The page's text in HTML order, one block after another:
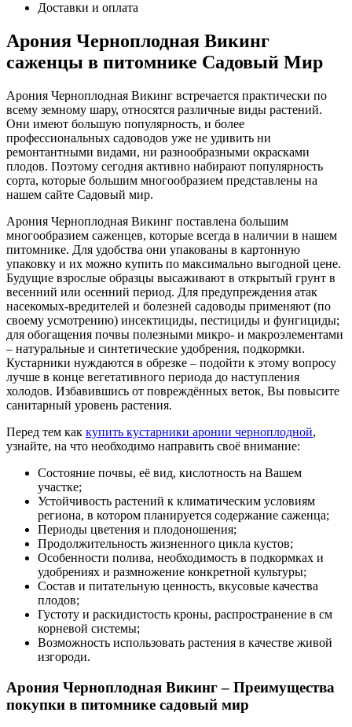
Доставки и оплата
Арония Черноплодная Викинг
саженцы в питомнике Садовый Мир
Арония Черноплодная Викинг встречается практически по
всему земному шару, относятся различные виды растений.
Они имеют большую популярность, и более
профессиональных садоводов уже не удивить ни
ремонтантными видами, ни разнообразными окрасками
плодов. Поэтому сегодня активно набирают популярность
сорта, которые большим многообразием представлены на
нашем сайте Садовый мир.
Арония Черноплодная Викинг поставлена большим
многообразием саженцев, которые всегда в наличии в нашем
питомнике. Для удобства они упакованы в картонную
упаковку и их можно купить по максимально выгодной цене.
Будущие взрослые образцы высаживают в открытый грунт в
весенний или осенний период. Для предупреждения атак
насекомых-вредителей и болезней садоводы применяют (по
своему усмотрению) инсектициды, пестициды и фунгициды;
для обогащения почвы полезными микро- и макроэлементами
– натуральные и синтетические удобрения, подкормки.
Кустарники нуждаются в обрезке – подойти к этому вопросу
лучше в конце вегетативного периода до наступления
холодов. Избавившись от повреждённых веток, Вы повысите
санитарный уровень растения.
Перед тем как купить кустарники аронии черноплодной,
узнайте, на что необходимо направить своё внимание:
Состояние почвы, её вид, кислотность на Вашем
участке;
Устойчивость растений к климатическим условиям
региона, в котором планируется содержание саженца;
Периоды цветения и плодоношения;
Продолжительность жизненного цикла кустов;
Особенности полива, необходимость в подкормках и
удобрениях и размножение конкретной культуры;
Состав и питательную ценность, вкусовые качества
плодов;
Густоту и раскидистость кроны, распространение в см
корневой системы;
Возможность использовать растения в качестве живой
изгороди.
Арония Черноплодная Викинг – Преимущества
покупки в питомнике садовый мир